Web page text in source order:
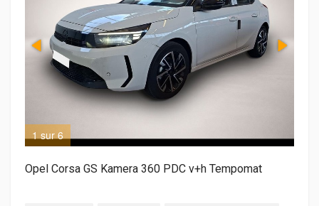
1 sur 6
Opel Corsa GS Kamera 360 PDC v+h Tempomat